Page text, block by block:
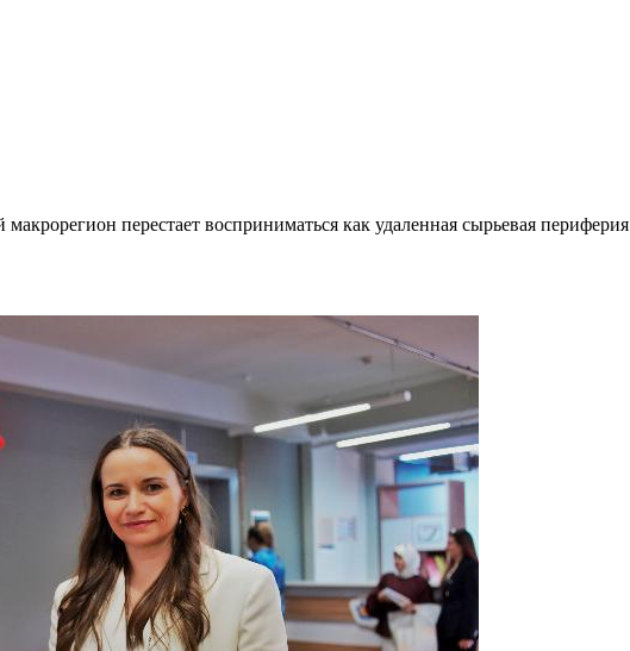
перестает восприниматься как удаленная сырьевая периферия